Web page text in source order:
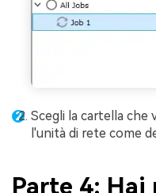
Scegli la cartella che
l'unità di rete come
Parte 4: